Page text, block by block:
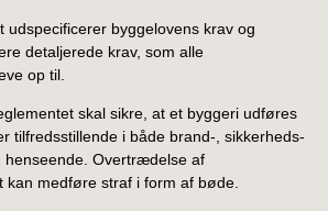
udspecificerer byggelovens krav og
detaljerede krav, som alle
op til.
skal sikre, at et byggeri udføres
tilfredsstillende i både brand-, sikkerheds-
Overtrædelse af
kan medføre straf i form af bøde.